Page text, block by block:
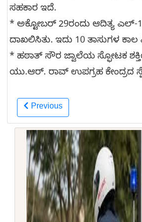
ಸಹಕಾರ ಇದೆ.
* ಅಕ್ಟೋಬರ್ 29ರಂದು ಆದಿತ್ಯ ಎಲ್-
ದಾಖಲಿಸಿತು. ಇದು 10 ತಾಸುಗಳ
* ಹಠಾತ್‌ ಸೌರ ಜ್ವಾಲೆಯ ಸ್ಫೋಟಕ
ಯು.ಆರ್. ರಾವ್ ಉಪಗ್ರಹ ಕೇಂದ್ರದ
Previous